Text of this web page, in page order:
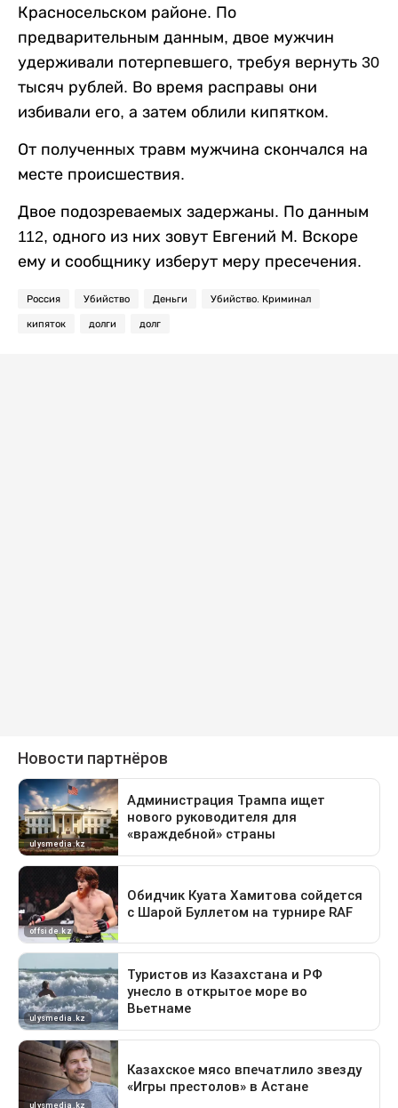
Красносельском районе. По
предварительным данным, двое мужчин
удерживали потерпевшего, требуя вернуть 30
тысяч рублей. Во время расправы они
избивали его, а затем облили кипятком.
От полученных травм мужчина скончался на
месте происшествия.
Двое подозреваемых задержаны. По данным
112, одного из них зовут Евгений М. Вскоре
ему и сообщнику изберут меру пресечения.
Россия Убийство Деньги Убийство. Криминал
кипяток долги долг